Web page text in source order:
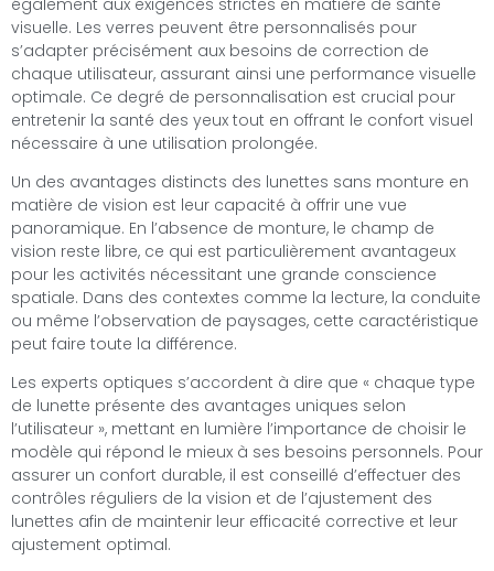
visuelle. Les verres peuvent être personnalisés pour
s’adapter précisément aux besoins de correction de
chaque utilisateur, assurant ainsi une performance visuelle
optimale. Ce degré de personnalisation est crucial pour
entretenir la santé des yeux tout en offrant le confort visuel
nécessaire à une utilisation prolongée.
Un des avantages distincts des lunettes sans monture en
matière de vision est leur capacité à offrir une vue
panoramique. En l’absence de monture, le champ de
vision reste libre, ce qui est particulièrement avantageux
pour les activités nécessitant une grande conscience
spatiale. Dans des contextes comme la lecture, la conduite
ou même l’observation de paysages, cette caractéristique
peut faire toute la différence.
Les experts optiques s’accordent à dire que « chaque type
de lunette présente des avantages uniques selon
l’utilisateur », mettant en lumière l’importance de choisir le
modèle qui répond le mieux à ses besoins personnels. Pour
assurer un confort durable, il est conseillé d’effectuer des
contrôles réguliers de la vision et de l’ajustement des
lunettes afin de maintenir leur efficacité corrective et leur
ajustement optimal.